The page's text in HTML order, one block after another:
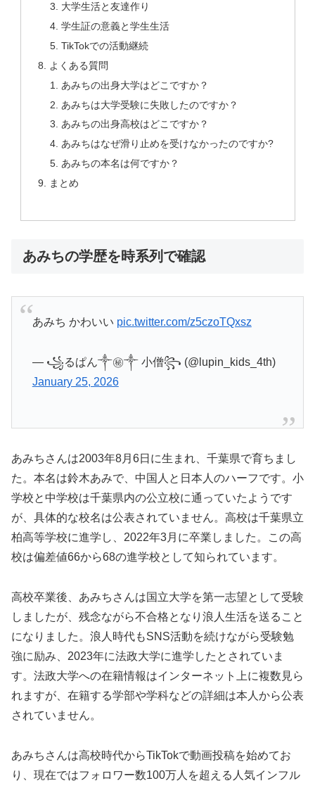
大学生活と友達作り
学生証の意義と学生生活
TikTokでの活動継続
よくある質問
あみちの出身大学はどこですか？
あみちは大学受験に失敗したのですか？
あみちの出身高校はどこですか？
あみちはなぜ滑り止めを受けなかったのですか?
あみちの本名は何ですか？
まとめ
あみちの学歴を時系列で確認
あみち かわいい pic.twitter.com/z5czoTQxsz
— ꧁るぱん༒㊙️༒ 小僧꧂ (@lupin_kids_4th)
January 25, 2026
あみちさんは2003年8月6日に生まれ、千葉県で育ちまし
た。本名は鈴木あみで、中国人と日本人のハーフです。小
学校と中学校は千葉県内の公立校に通っていたようです
が、具体的な校名は公表されていません。高校は千葉県立
柏高等学校に進学し、2022年3月に卒業しました。この高
校は偏差値66から68の進学校として知られています。
高校卒業後、あみちさんは国立大学を第一志望として受験
しましたが、残念ながら不合格となり浪人生活を送ること
になりました。浪人時代もSNS活動を続けながら受験勉
強に励み、2023年に法政大学に進学したとされていま
す。法政大学への在籍情報はインターネット上に複数見ら
れますが、在籍する学部や学科などの詳細は本人から公表
されていません。
あみちさんは高校時代からTikTokで動画投稿を始めてお
り、現在ではフォロワー数100万人を超える人気インフル